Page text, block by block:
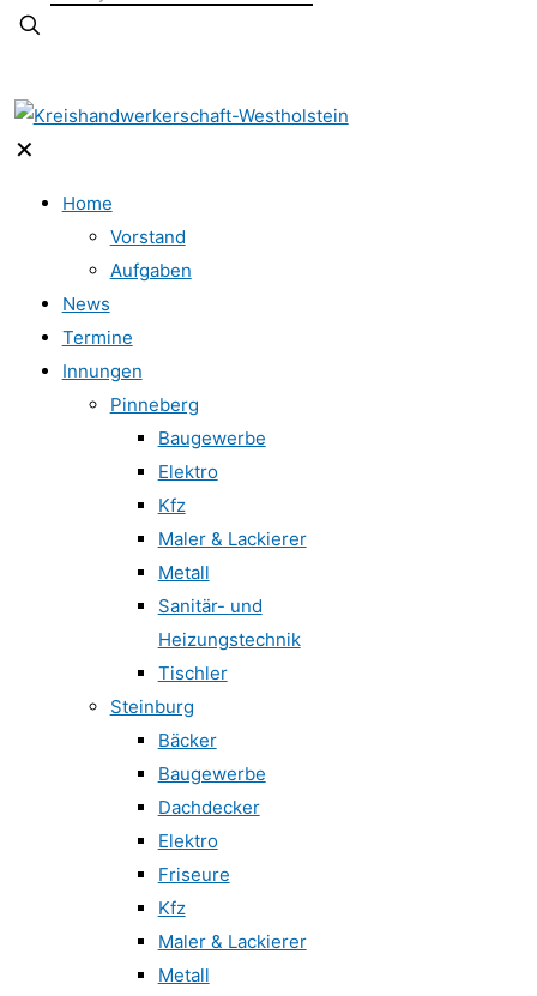
✕
Home
Vorstand
Aufgaben
News
Termine
Innungen
Pinneberg
Baugewerbe
Elektro
Kfz
Maler & Lackierer
Metall
Sanitär- und
Heizungstechnik
Tischler
Steinburg
Bäcker
Baugewerbe
Dachdecker
Elektro
Friseure
Kfz
Maler & Lackierer
Metall